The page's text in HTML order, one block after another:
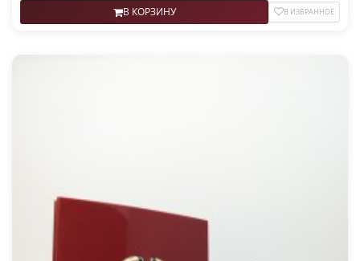
В КОРЗИНУ В ИЗБРАННОЕ